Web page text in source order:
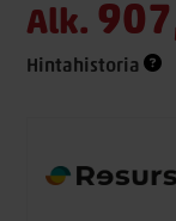
Alk.
Hintahistoria